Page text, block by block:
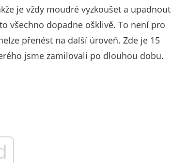
je vždy moudré vyzkoušet a upadnout
všechno dopadne ošklivě. To není pro
přenést na další úroveň. Zde je 15
jsme zamilovali po dlouhou dobu.